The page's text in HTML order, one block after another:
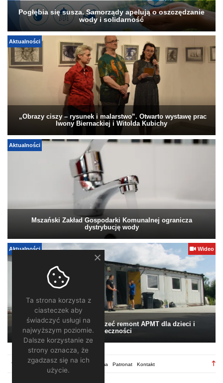
Pogłębia się susza. Samorządy apelują o oszczędzanie
wody i solidarność
Aktualności
„Obrazy ciszy – rysunek i malarstwo”. Otwarto wystawę prac
Iwony Biernackiej i Witolda Kubichy
Aktualności
Mszański Zakład Gospodarki Komunalnej ogranicza
dystrybucję wody
Aktualności Wideo
Pomagamy. Warto wesprzeć remont APMT dla dzieci i
społeczności
Regulamin Redakcja Reklama Patronat Kontakt
Ta strona korzysta z
ciasteczek aby
świadczyć usługi na
najwyższym poziomie.
Dalsze korzystanie ze
strony oznacza, że
zgadzasz się na ich
użycie.